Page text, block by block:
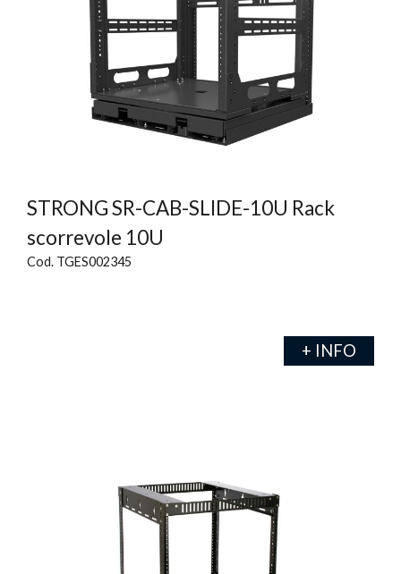
STRONG SR-CAB-SLIDE-10U Rack
scorrevole 10U
Cod. TGES002345
+ INFO